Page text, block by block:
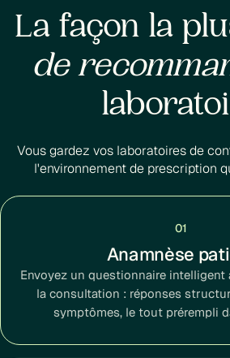
La façon la
de
Vous gardez vos laboratoires de
l'environnement de prescription
01
Anamnèse
Envoyez un questionnaire intelligent
la consultation : réponses
symptômes, le tout prérempli